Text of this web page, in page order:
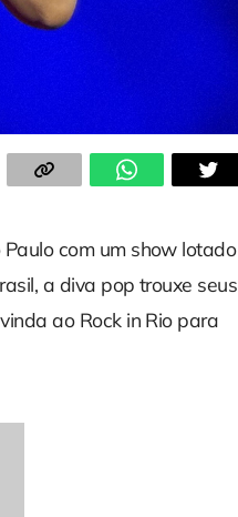
Paulo com um show lotado
a diva pop trouxe seus
ao Rock in Rio para